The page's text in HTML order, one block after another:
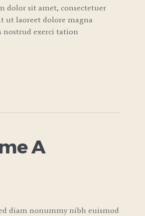
dolor sit amet, consectetuer
ut laoreet dolore magna
exerci tation
A
diam nonummy nibh euismod